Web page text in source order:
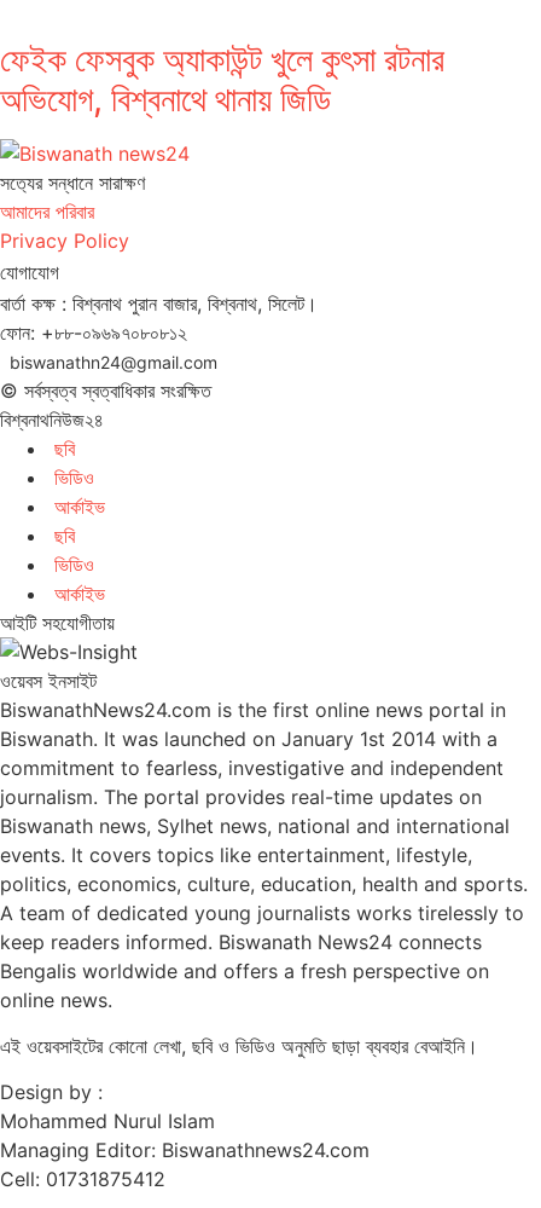
ফেইক ফেসবুক অ্যাকাউন্ট খুলে কুৎসা রটনার
অভিযোগ, বিশ্বনাথে থানায় জিডি
সত‌্যের সন্ধানে সারাক্ষণ
আমাদের পরিবার
Privacy Policy
যোগাযোগ
বার্তা কক্ষ : বিশ্বনাথ পুরান বাজার, বিশ্বনাথ, সিলেট।
ফোন: +৮৮-০৯৬৯৭০৮০৮১২
biswanathn24@gmail.com
© সর্বস্বত্ব স্বত্বাধিকার সংরক্ষিত
বিশ্বনাথনিউজ২৪
ছবি
ভিডিও
আর্কাইভ
ছবি
ভিডিও
আর্কাইভ
আইটি সহযোগীতায়
ওয়েবস ইনসাইট
BiswanathNews24.com is the first online news portal in
Biswanath. It was launched on January 1st 2014 with a
commitment to fearless, investigative and independent
journalism. The portal provides real-time updates on
Biswanath news, Sylhet news, national and international
events. It covers topics like entertainment, lifestyle,
politics, economics, culture, education, health and sports.
A team of dedicated young journalists works tirelessly to
keep readers informed. Biswanath News24 connects
Bengalis worldwide and offers a fresh perspective on
online news.
এই ওয়েবসাইটের কোনো লেখা, ছবি ও ভিডিও অনুমতি ছাড়া ব্যবহার বেআইনি।
Design by :
Mohammed Nurul Islam
Managing Editor: Biswanathnews24.com
Cell: 01731875412